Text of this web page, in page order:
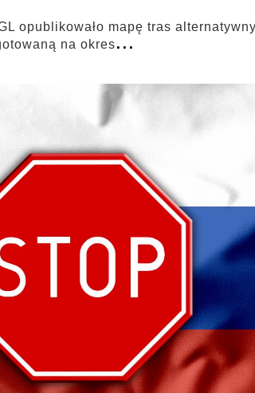
opublikowało mapę tras
na okres...
Tydzień 42/2019 r.